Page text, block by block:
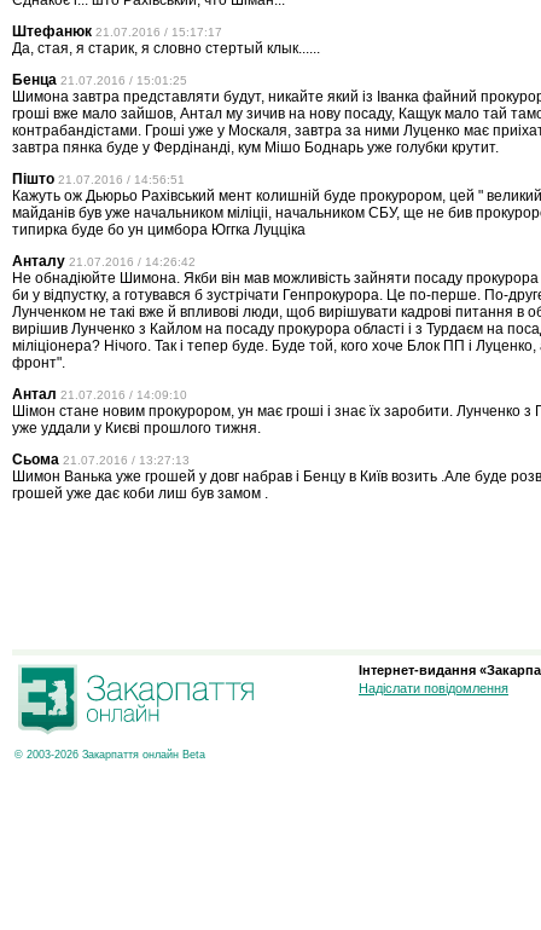
Штефанюк 21.07.2016 / 15:17:17
Да, стая, я старик, я словно стертый клык......
Бенца 21.07.2016 / 15:01:25
Шимона завтра представляти будут, никайте який із Іванка файний
гроші вже мало зайшов, Антал му зичив на нову посаду, Кащук мало тай
контрабандістами. Гроші уже у Москаля, завтра за ними Луценко має
завтра пянка буде у Фердінанді, кум Мішо Боднарь уже голубки крутит.
Пішто 21.07.2016 / 14:56:51
Кажуть ож Дьюрьо Рахівський мент колишній буде прокурором, цей "
майданів був уже начальником міліціі, начальником СБУ, ще не бив
типирка буде бо ун цимбора Юггка Луцціка
Анталу 21.07.2016 / 14:26:42
Не обнадіюйте Шимона. Якби він мав можливість зайняти посаду прокурора
би у відпустку, а готувався б зустрічати Генпрокурора. Це по-перше. По-
Лунченком не такі вже й впливові люди, щоб вирішувати кадрові питання в
вирішив Лунченко з Кайлом на посаду прокурора області і з Турдаєм на
міліціонера? Нічого. Так і тепер буде. Буде той, кого хоче Блок ПП і
фронт".
Антал 21.07.2016 / 14:09:10
Шімон стане новим прокурором, ун має гроші і знає їх заробити. Лунченко з
уже уддали у Києві прошлого тижня.
Сьома 21.07.2016 / 13:27:13
Шимон Ванька уже грошей у довг набрав і Бенцу в Київ возить .Але буде
грошей уже дає коби лиш був замом .
© 2003-2026 Закарпаття онлайн Beta
Інтернет-видання
Надіслати повідомлення